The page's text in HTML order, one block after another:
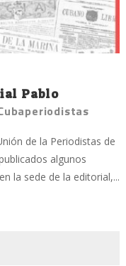
Pablo
de la Periodistas de
algunos
la sede de la editorial,...